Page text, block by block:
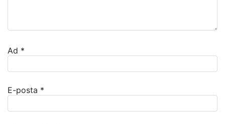
Ad *
E-posta *